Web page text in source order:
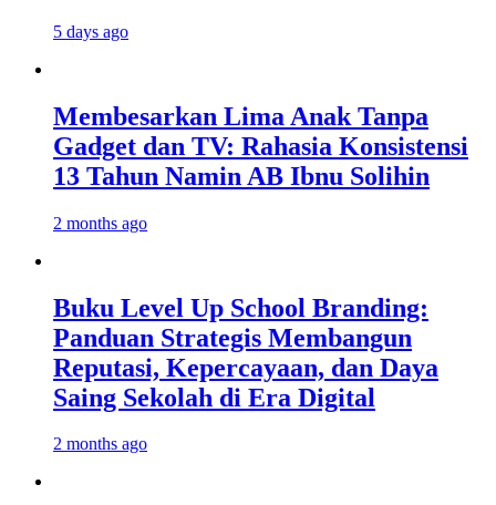
5 days ago
Membesarkan Lima Anak Tanpa
Gadget dan TV: Rahasia Konsistensi
13 Tahun Namin AB Ibnu Solihin
2 months ago
Buku Level Up School Branding:
Panduan Strategis Membangun
Reputasi, Kepercayaan, dan Daya
Saing Sekolah di Era Digital
2 months ago